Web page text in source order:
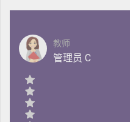
教师
管理员 C